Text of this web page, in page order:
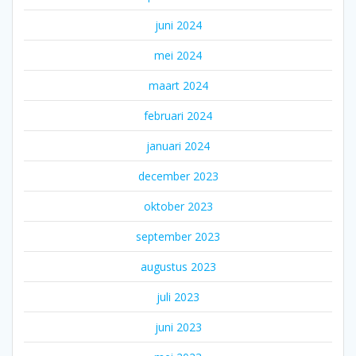
juni 2024
mei 2024
maart 2024
februari 2024
januari 2024
december 2023
oktober 2023
september 2023
augustus 2023
juli 2023
juni 2023